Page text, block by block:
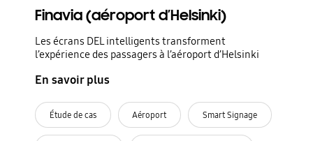
Finavia (aéroport d’Helsinki)
Les écrans DEL intelligents transforment
l’expérience des passagers à l’aéroport d’Helsinki
En savoir plus
Étude de cas Aéroport Smart Signage